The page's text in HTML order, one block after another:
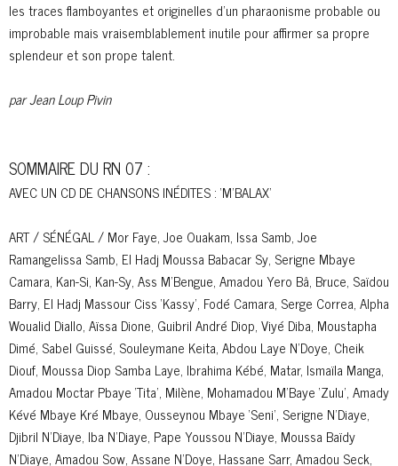
les traces flamboyantes et originelles d’un pharaonisme probable ou
improbable mais vraisemblablement inutile pour affirmer sa propre
splendeur et son prope talent.
par Jean Loup Pivin
SOMMAIRE DU RN 07 :
AVEC UN CD DE CHANSONS INÉDITES : ‘M’BALAX’
ART / SÉNÉGAL / Mor Faye, Joe Ouakam, Issa Samb, Joe
Ramangelissa Samb, El Hadj Moussa Babacar Sy, Serigne Mbaye
Camara, Kan-Si, Kan-Sy, Ass M’Bengue, Amadou Yero Bâ, Bruce, Saïdou
Barry, El Hadj Massour Ciss ‘Kassy’, Fodé Camara, Serge Correa, Alpha
Woualid Diallo, Aïssa Dione, Guibril André Diop, Viyé Diba, Moustapha
Dimé, Sabel Guissé, Souleymane Keita, Abdou Laye N’Doye, Cheik
Diouf, Moussa Diop Samba Laye, Ibrahima Kébé, Matar, Ismaïla Manga,
Amadou Moctar Pbaye ‘Tita’, Milène, Mohamadou M’Baye ‘Zulu’, Amady
Kévé Mbaye Kré Mbaye, Ousseynou Mbaye ‘Seni’, Serigne N’Diaye,
Djibril N’Diaye, Iba N’Diaye, Pape Youssou N’Diaye, Moussa Baïdy
N’Diaye, Amadou Sow, Assane N’Doye, Hassane Sarr, Amadou Seck,